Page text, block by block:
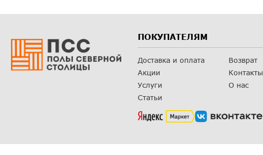
ПОКУПАТЕЛЯМ
Доставка и оплата
Акции
Услуги
Статьи
Возврат
Контакты
О нас